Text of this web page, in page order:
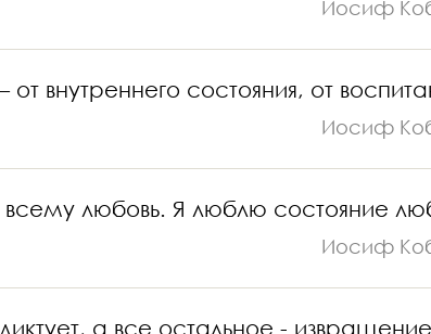
Иосиф
внутреннего состояния, от
Иосиф
любовь. Я люблю состояние
Иосиф
а все остальное -